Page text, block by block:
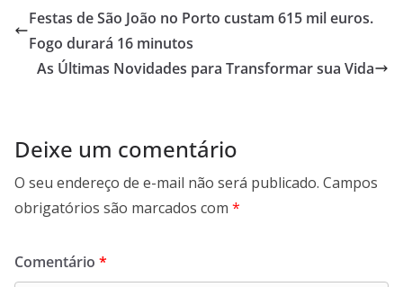
Festas de São João no Porto custam 615 mil euros.
Fogo durará 16 minutos
As Últimas Novidades para Transformar sua Vida
Deixe um comentário
O seu endereço de e-mail não será publicado. Campos
obrigatórios são marcados com *
Comentário *